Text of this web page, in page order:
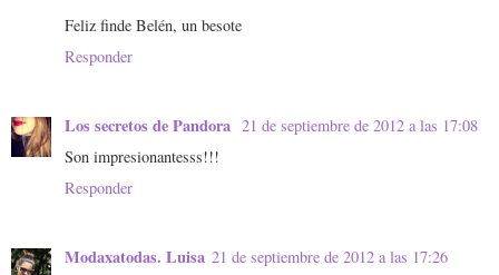
Feliz finde Belén, un besote
Responder
Los secretos de Pandora 21 de septiembre de 2012 a las 17:08
Son impresionantesss!!!
Responder
Modaxatodas. Luisa 21 de septiembre de 2012 a las 17:26